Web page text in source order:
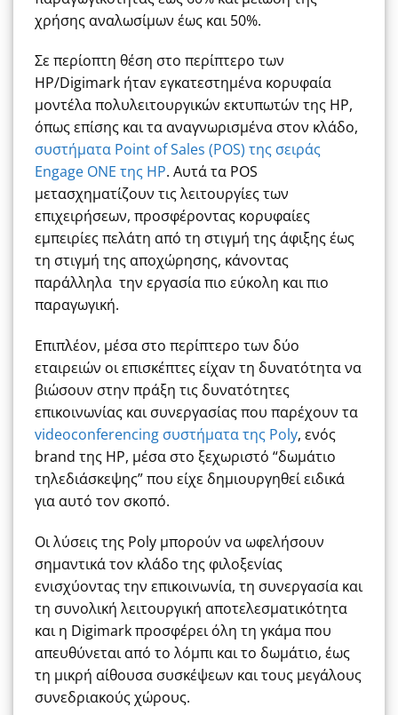
χρήσης αναλωσίμων έως και 50%.
Σε περίοπτη θέση στο περίπτερο των
HP/Digimark ήταν εγκατεστημένα κορυφαία
μοντέλα πολυλειτουργικών εκτυπωτών της HP,
όπως επίσης και τα αναγνωρισμένα στον κλάδο,
συστήματα Point of Sales (POS) της σειράς
Engage ONE της HP. Αυτά τα POS
μετασχηματίζουν τις λειτουργίες των
επιχειρήσεων, προσφέροντας κορυφαίες
εμπειρίες πελάτη από τη στιγμή της άφιξης έως
τη στιγμή της αποχώρησης, κάνοντας
παράλληλα την εργασία πιο εύκολη και πιο
παραγωγική.
Επιπλέον, μέσα στο περίπτερο των δύο
εταιρειών οι επισκέπτες είχαν τη δυνατότητα να
βιώσουν στην πράξη τις δυνατότητες
επικοινωνίας και συνεργασίας που παρέχουν τα
videoconferencing συστήματα της Poly, ενός
brand της HP, μέσα στο ξεχωριστό “δωμάτιο
τηλεδιάσκεψης” που είχε δημιουργηθεί ειδικά
για αυτό τον σκοπό.
Οι λύσεις της Poly μπορούν να ωφελήσουν
σημαντικά τον κλάδο της φιλοξενίας
ενισχύοντας την επικοινωνία, τη συνεργασία και
τη συνολική λειτουργική αποτελεσματικότητα
και η Digimark προσφέρει όλη τη γκάμα που
απευθύνεται από το λόμπι και το δωμάτιο, έως
τη μικρή αίθουσα συσκέψεων και τους μεγάλους
συνεδριακούς χώρους.